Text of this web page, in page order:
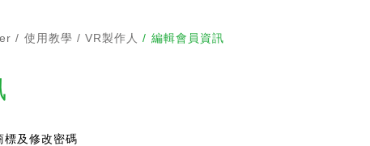
使用教學 VR製作人 編輯會員資訊
標及修改密碼